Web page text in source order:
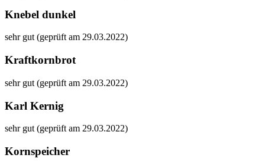
Knebel dunkel
sehr gut (geprüft am 29.03.2022)
Kraftkornbrot
sehr gut (geprüft am 29.03.2022)
Karl Kernig
sehr gut (geprüft am 29.03.2022)
Kornspeicher